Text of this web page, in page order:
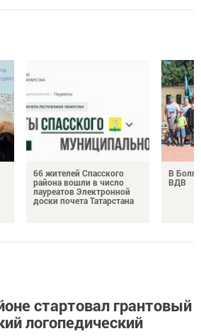
66 жителей Спасского
района вошли в число
лауреатов Электронной
доски почета Татарстана
В
ВДВ
стартовал грантовый
логопедический